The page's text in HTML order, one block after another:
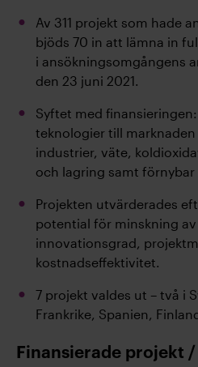
Av 311 projekt som hade
bjöds 70 in att lämna in
i ansökningsomgångens
den 23 juni 2021.
Syftet med
teknologier till
industrier, väte,
och lagring samt förnybar
Projekten utvärderades
potential för minskning
innovationsgrad,
kostnadseffektivitet.
7 projekt valdes ut – två i
Frankrike, Spanien,
Finansierade projekt